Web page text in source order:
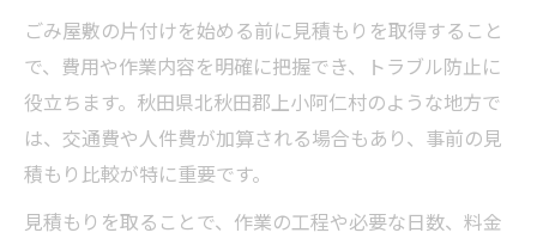
ごみ屋敷の片付けを始める前に見積もりを取得すること
で、費用や作業内容を明確に把握でき、トラブル防止に
役立ちます。秋田県北秋田郡上小阿仁村のような地方で
は、交通費や人件費が加算される場合もあり、事前の見
積もり比較が特に重要です。
見積もりを取ることで、作業の工程や必要な日数、料金